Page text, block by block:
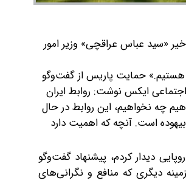
«سید عباس عراقچی» وزیر امور
هستیم.» حمایت پاریس از گفت‌وگو
ایکس نوشت: روابط ایران
چه نخواهیم، این روابط در حال
است. آنچه که اهمیت دارد
دیدار کردم، پیشنهاد گفت‌وگو
دیگری که منافع و نگرانی‌های